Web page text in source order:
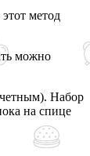
метод
можно
Набор
на спице